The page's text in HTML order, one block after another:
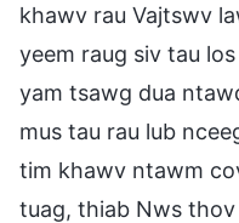
khawv rau Vajtswv
yeem raug siv tau
yam tsawg dua
mus tau rau lub
tim khawv ntawm
tuag, thiab Nws